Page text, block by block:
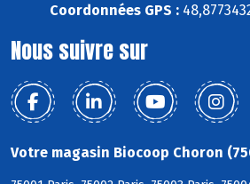
Coordonnées GPS :
Nous suivre sur
Votre magasin Biocoop Choron